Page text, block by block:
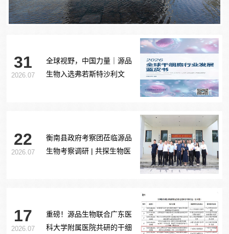
31
2026.07
全球视野，中国力量｜源品
生物入选弗若斯特沙利文
22
2026.07
衡南县政府考察团莅临源品
生物考察调研 | 共探生物医
17
2026.07
重磅！源品生物联合广东医
科大学附属医院共研的干细